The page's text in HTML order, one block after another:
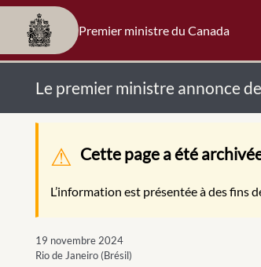
Premier ministre du Canada
Le premier ministre annonce
Message
Cette page a été
L’information est présentée à des fins
19 novembre 2024
Rio de Janeiro (Brésil)